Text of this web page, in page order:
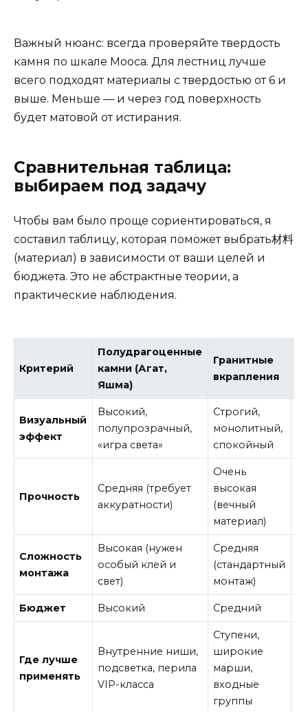
Важный нюанс: всегда проверяйте твердость
камня по шкале Мооса. Для лестниц лучше
всего подходят материалы с твердостью от 6 и
выше. Меньше — и через год поверхность
будет матовой от истирания.
Сравнительная таблица:
выбираем под задачу
Чтобы вам было проще сориентироваться, я
составил таблицу, которая поможет выбрать材料
(материал) в зависимости от ваши целей и
бюджета. Это не абстрактные теории, а
практические наблюдения.
Критерий
Полудрагоценные
камни (Агат,
Яшма)
Гранитные
вкрапления
Визуальный
эффект
Высокий,
полупрозрачный,
«игра света»
Строгий,
монолитный,
спокойный
Прочность
Средняя (требует
аккуратности)
Очень
высокая
(вечный
материал)
Сложность
монтажа
Высокая (нужен
особый клей и
свет)
Средняя
(стандартный
монтаж)
Бюджет Высокий Средний
Где лучше
применять
Внутренние ниши,
подсветка, перила
VIP-класса
Ступени,
широкие
марши,
входные
группы